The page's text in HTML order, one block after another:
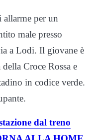
allarme per un
male presso
a Lodi. Il giovane è
Croce Rossa e
in codice verde.
dal treno